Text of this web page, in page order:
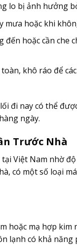
lo bị ảnh hưởng
hoặc khi
hoặc cần che
khô ráo để
đi nay có thể
ngày.
Trước Nhà
Việt Nam nhờ
có một số loại
hoặc mạ hợp kim
lạnh có khả